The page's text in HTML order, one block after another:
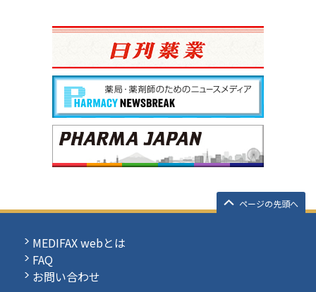
ページの先頭へ
MEDIFAX webとは
FAQ
お問い合わせ